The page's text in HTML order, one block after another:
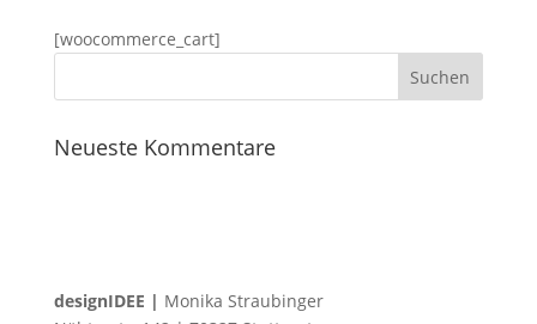
[woocommerce_cart]
Neueste Kommentare
designIDEE | Monika Straubinger